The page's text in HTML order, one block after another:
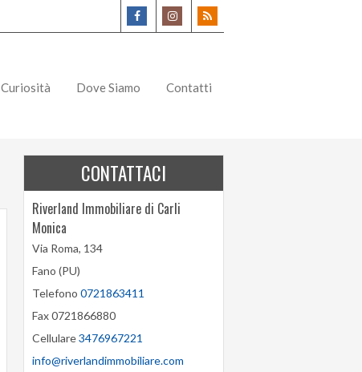
Curiosità Dove Siamo Contatti
CONTATTACI
Riverland Immobiliare di Carli
Monica
Via Roma, 134
Fano (PU)
Telefono 0721863411
Fax 0721866880
Cellulare3476967221
info@riverlandimmobiliare.com